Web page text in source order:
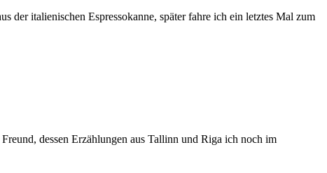
der italienischen Espressokanne, später fahre ich ein letztes Mal zum
dessen Erzählungen aus Tallinn und Riga ich noch im